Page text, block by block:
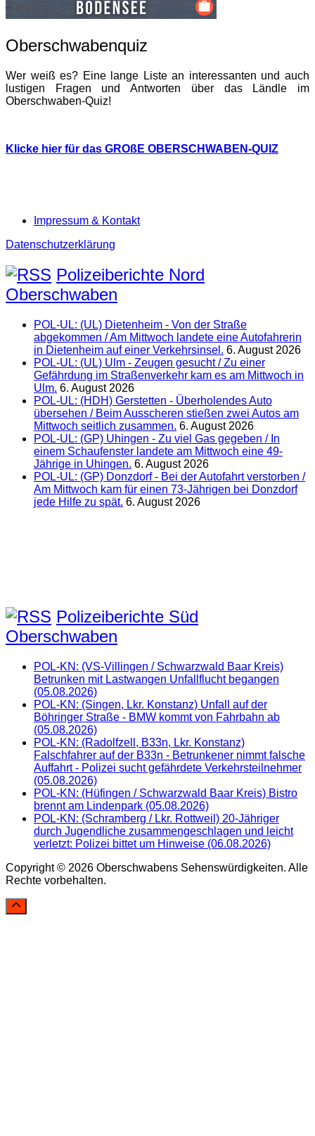
Oberschwabenquiz
Wer weiß es? Eine lange Liste an interessanten und auch
lustigen Fragen und Antworten über das Ländle im
Oberschwaben-Quiz!
Klicke hier für das GROßE OBERSCHWABEN-QUIZ
Impressum & Kontakt
Datenschutzerklärung
Polizeiberichte Nord
Oberschwaben
POL-UL: (UL) Dietenheim - Von der Straße
abgekommen / Am Mittwoch landete eine Autofahrerin
in Dietenheim auf einer Verkehrsinsel. 6. August 2026
POL-UL: (UL) Ulm - Zeugen gesucht / Zu einer
Gefährdung im Straßenverkehr kam es am Mittwoch in
Ulm. 6. August 2026
POL-UL: (HDH) Gerstetten - Überholendes Auto
übersehen / Beim Ausscheren stießen zwei Autos am
Mittwoch seitlich zusammen. 6. August 2026
POL-UL: (GP) Uhingen - Zu viel Gas gegeben / In
einem Schaufenster landete am Mittwoch eine 49-
Jährige in Uhingen. 6. August 2026
POL-UL: (GP) Donzdorf - Bei der Autofahrt verstorben /
Am Mittwoch kam für einen 73-Jährigen bei Donzdorf
jede Hilfe zu spät. 6. August 2026
Polizeiberichte Süd
Oberschwaben
POL-KN: (VS-Villingen / Schwarzwald Baar Kreis)
Betrunken mit Lastwangen Unfallflucht begangen
(05.08.2026)
POL-KN: (Singen, Lkr. Konstanz) Unfall auf der
Böhringer Straße - BMW kommt von Fahrbahn ab
(05.08.2026)
POL-KN: (Radolfzell, B33n, Lkr. Konstanz)
Falschfahrer auf der B33n - Betrunkener nimmt falsche
Auffahrt - Polizei sucht gefährdete Verkehrsteilnehmer
(05.08.2026)
POL-KN: (Hüfingen / Schwarzwald Baar Kreis) Bistro
brennt am Lindenpark (05.08.2026)
POL-KN: (Schramberg / Lkr. Rottweil) 20-Jähriger
durch Jugendliche zusammengeschlagen und leicht
verletzt: Polizei bittet um Hinweise (06.08.2026)
Copyright © 2026 Oberschwabens Sehenswürdigkeiten. Alle
Rechte vorbehalten.